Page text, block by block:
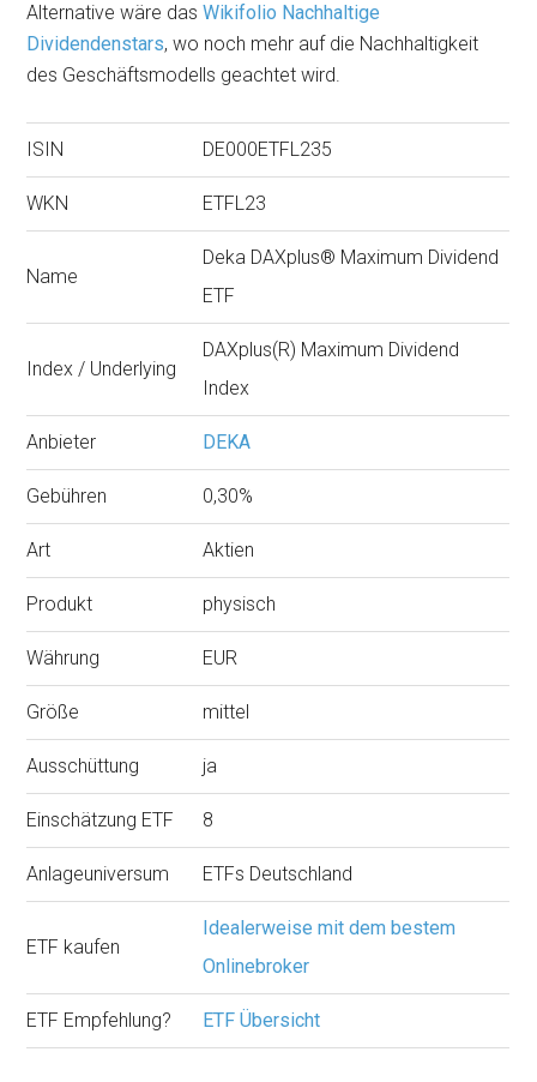
Alternative wäre dasWikifolio Nachhaltige
Dividendenstars, wo noch mehr auf die Nachhaltigkeit
des Geschäftsmodells geachtet wird.
ISIN DE000ETFL235
WKN ETFL23
Name
Deka DAXplus® Maximum Dividend
ETF
Index / Underlying
DAXplus(R) Maximum Dividend
Index
Anbieter DEKA
Gebühren 0,30%
Art Aktien
Produkt physisch
Währung EUR
Größe mittel
Ausschüttung ja
Einschätzung ETF 8
Anlageuniversum ETFs Deutschland
ETF kaufen
Idealerweise mit dem bestem
Onlinebroker
ETF Empfehlung? ETF Übersicht